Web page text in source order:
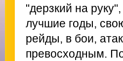
"дерзкий на
лучшие годы,
рейды, в бои,
превосходным.